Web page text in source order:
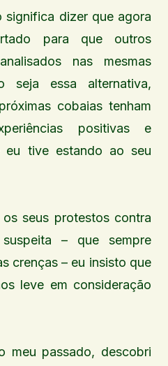
significa dizer que agora
para que outros
nas mesmas
seja essa alternativa,
cobaias tenham
positivas e
eu tive estando ao seu
seus protestos contra
– que sempre
crenças – eu insisto que
leve em consideração
meu passado, descobri